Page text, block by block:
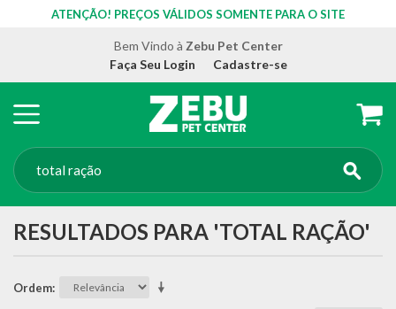
ATENÇÃO! PREÇOS VÁLIDOS SOMENTE PARA O SITE
Bem Vindo à Zebu Pet Center
Faça Seu Login
Cadastre-se
RESULTADOS PARA 'TOTAL RAÇÃO'
Ordem